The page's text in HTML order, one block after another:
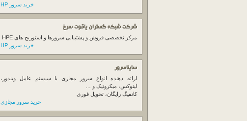
خرید سرور HP
شرکت شبکه گستران یاقوت سرخ
مرکز تخصصی فروش و پشتیبانی سرورها و استوریج های HPE
خرید سرور HP
سایناسرور
ارائه دهنده انواع سرور مجازی با سیستم عامل ویندوز،
لینوکس، میکروتیک و …
کانفیگ رایگان، تحویل فوری
خرید سرور مجازی